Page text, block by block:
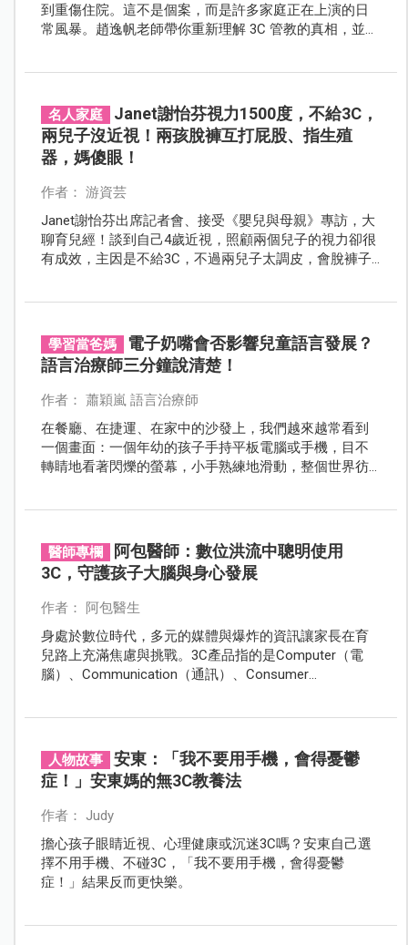
到重傷住院。這不是個案，而是許多家庭正在上演的日
常風暴。趙逸帆老師帶你重新理解 3C 管教的真相，並提
名人家庭
Janet謝怡芬視力1500度，不給3C，
兩兒子沒近視！兩孩脫褲互打屁股、指生殖
器，媽傻眼！
作者： 游資芸
Janet謝怡芬出席記者會、接受《嬰兒與母親》專訪，大
聊育兒經！談到自己4歲近視，照顧兩個兒子的視力卻很
有成效，主因是不給3C，不過兩兒子太調皮，會脫褲子
學習當爸媽
電子奶嘴會否影響兒童語言發展？
語言治療師三分鐘說清楚！
作者： 蕭穎嵐 語言治療師
在餐廳、在捷運、在家中的沙發上，我們越來越常看到
一個畫面：一個年幼的孩子手持平板電腦或手機，目不
轉睛地看著閃爍的螢幕，小手熟練地滑動，整個世界彷
他們與人溝通的黃金機會。
醫師專欄
阿包醫師：數位洪流中聰明使用
3C，守護孩子大腦與身心發展
作者： 阿包醫生
身處於數位時代，多元的媒體與爆炸的資訊讓家長在育
兒路上充滿焦慮與挑戰。3C產品指的是Computer（電
腦）、Communication（通訊）、Consumer
人物故事
安東：「我不要用手機，會得憂鬱
症！」安東媽的無3C教養法
作者： Judy
擔心孩子眼睛近視、心理健康或沉迷3C嗎？安東自己選
擇不用手機、不碰3C，「我不要用手機，會得憂鬱
症！」結果反而更快樂。